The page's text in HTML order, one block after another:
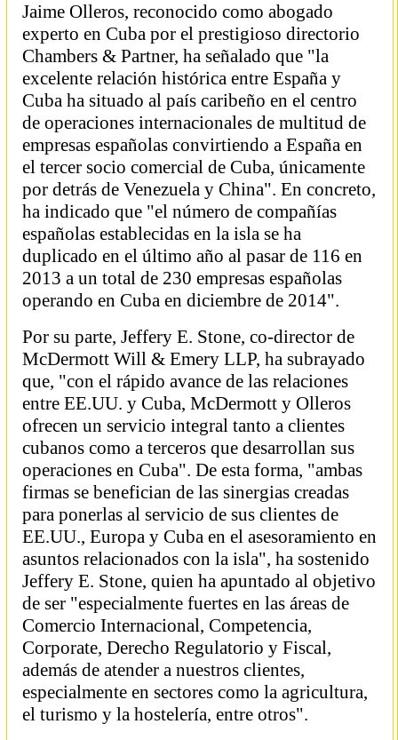
Jaime Olleros, reconocido como abogado
experto en Cuba por el prestigioso directorio
Chambers & Partner, ha señalado que "la
excelente relación histórica entre España y
Cuba ha situado al país caribeño en el centro
de operaciones internacionales de multitud de
empresas españolas convirtiendo a España en
el tercer socio comercial de Cuba, únicamente
por detrás de Venezuela y China". En concreto,
ha indicado que "el número de compañías
españolas establecidas en la isla se ha
duplicado en el último año al pasar de 116 en
2013 a un total de 230 empresas españolas
operando en Cuba en diciembre de 2014".
Por su parte, Jeffery E. Stone, co-director de
McDermott Will & Emery LLP, ha subrayado
que, "con el rápido avance de las relaciones
entre EE.UU. y Cuba, McDermott y Olleros
ofrecen un servicio integral tanto a clientes
cubanos como a terceros que desarrollan sus
operaciones en Cuba". De esta forma, "ambas
firmas se benefician de las sinergias creadas
para ponerlas al servicio de sus clientes de
EE.UU., Europa y Cuba en el asesoramiento en
asuntos relacionados con la isla", ha sostenido
Jeffery E. Stone, quien ha apuntado al objetivo
de ser "especialmente fuertes en las áreas de
Comercio Internacional, Competencia,
Corporate, Derecho Regulatorio y Fiscal,
además de atender a nuestros clientes,
especialmente en sectores como la agricultura,
el turismo y la hostelería, entre otros".